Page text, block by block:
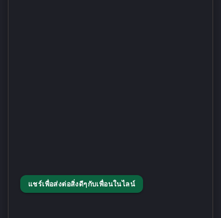
แชร์เพื่อส่งต่อสิ่งดีๆกับเพื่อนในไลน์